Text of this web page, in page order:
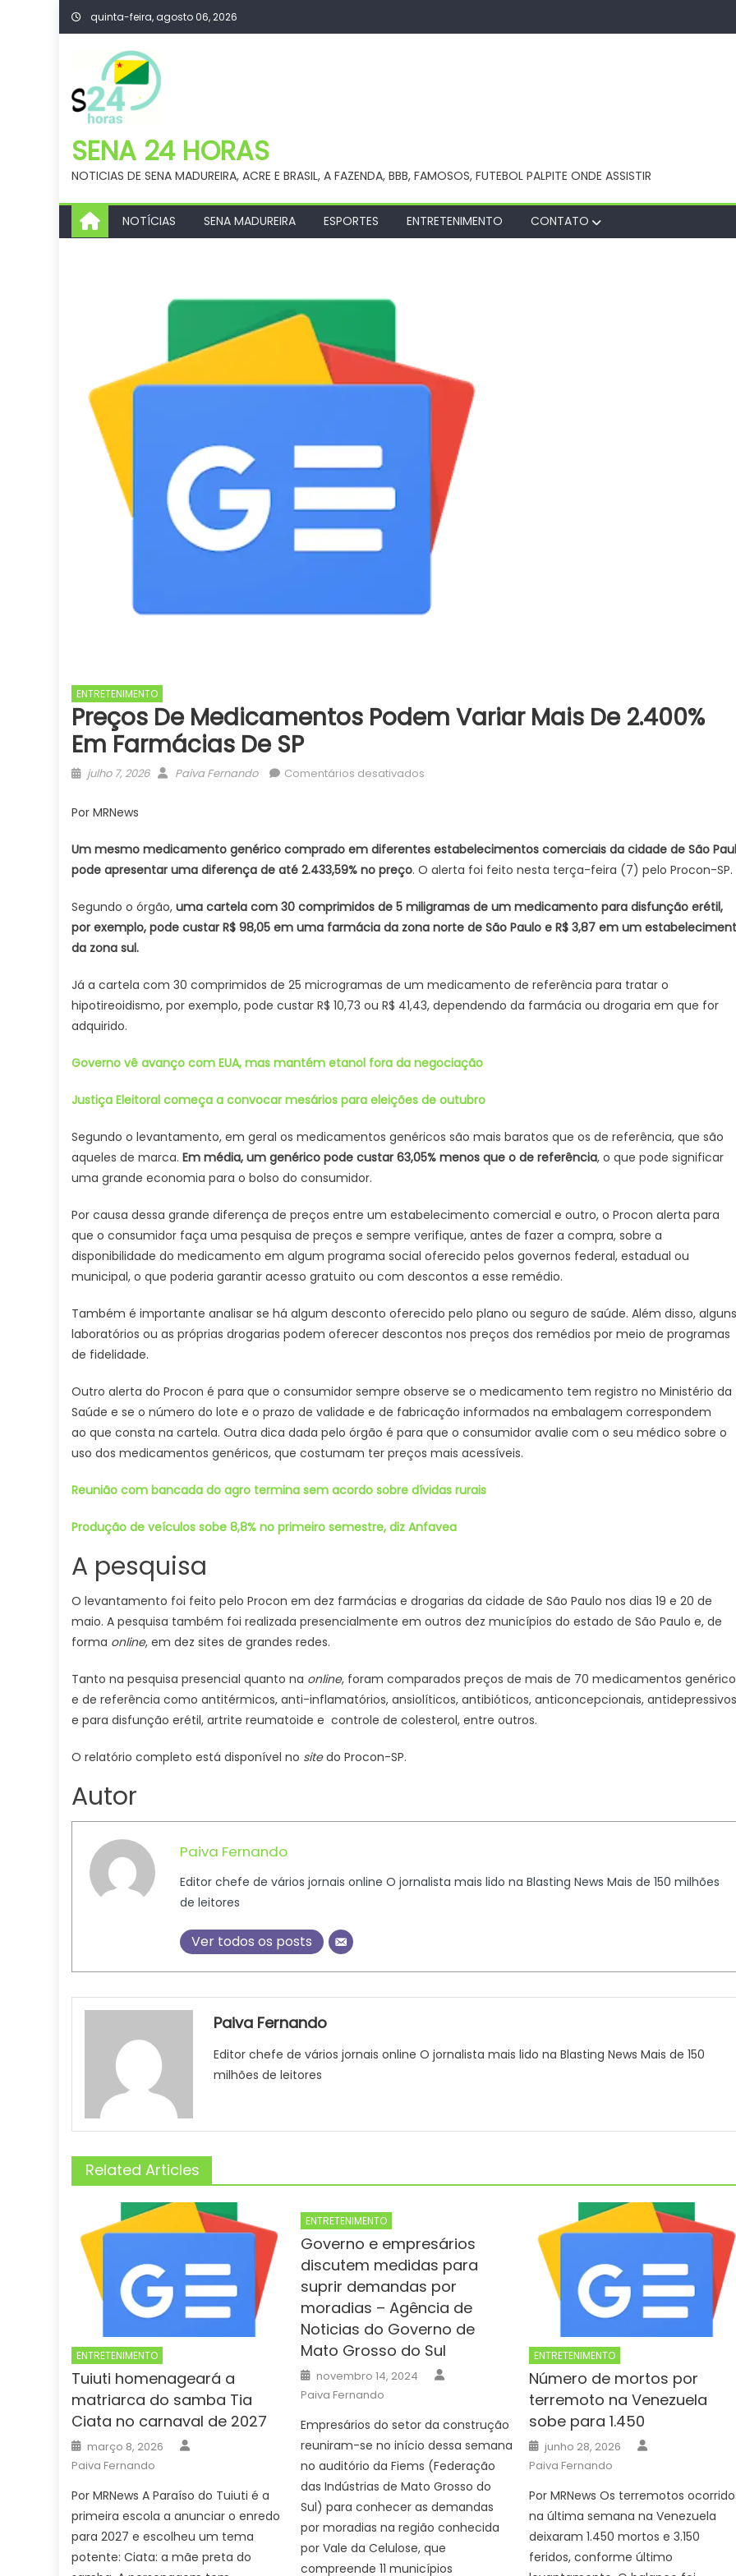
Skip
to
quinta-feira, agosto 06, 2026
SENA 24 HORAS
NOTICIAS DE SENA MADUREIRA, ACRE E BRASIL, A FAZENDA, BBB, FAMOSOS, FUTEBOL PALPITE ONDE ASSISTIR
NOTÍCIAS SENA MADUREIRA ESPORTES ENTRETENIMENTO CONTATO
ENTRETENIMENTO
Preços De Medicamentos Podem Variar Mais De 2.400%
Em Farmácias De SP
Posted
julho 7, 2026 Author
Paiva Fernando Comentários desativados
podem
variar
de
2.400%
de
SP
Por MRNews
Um mesmo medicamento genérico comprado em diferentes estabelecimentos comerciais da cidade de São
pode apresentar uma diferença de até 2.433,59% no preço. O alerta foi feito nesta terça-feira (7) pelo Procon-SP.
Segundo o órgão, uma cartela com 30 comprimidos de 5 miligramas de um medicamento para disfunção erétil,
por exemplo, pode custar R$ 98,05 em uma farmácia da zona norte de São Paulo e R$ 3,87 em um
da zona sul.
Já a cartela com 30 comprimidos de 25 microgramas de um medicamento de referência para tratar o
hipotireoidismo, por exemplo, pode custar R$ 10,73 ou R$ 41,43, dependendo da farmácia ou drogaria em que for
adquirido.
Governo vê avanço com EUA, mas mantém etanol fora da negociação
Justiça Eleitoral começa a convocar mesários para eleições de outubro
Segundo o levantamento, em geral os medicamentos genéricos são mais baratos que os de referência, que são
aqueles de marca. Em média, um genérico pode custar 63,05% menos que o de referência, o que pode significar
uma grande economia para o bolso do consumidor.
Por causa dessa grande diferença de preços entre um estabelecimento comercial e outro, o Procon alerta para
que o consumidor faça uma pesquisa de preços e sempre verifique, antes de fazer a compra, sobre a
disponibilidade do medicamento em algum programa social oferecido pelos governos federal, estadual ou
municipal, o que poderia garantir acesso gratuito ou com descontos a esse remédio.
Também é importante analisar se há algum desconto oferecido pelo plano ou seguro de saúde. Além disso, alguns
laboratórios ou as próprias drogarias podem oferecer descontos nos preços dos remédios por meio de programas
de fidelidade.
Outro alerta do Procon é para que o consumidor sempre observe se o medicamento tem registro no Ministério da
Saúde e se o número do lote e o prazo de validade e de fabricação informados na embalagem correspondem
ao que consta na cartela. Outra dica dada pelo órgão é para que o consumidor avalie com o seu médico sobre o
uso dos medicamentos genéricos, que costumam ter preços mais acessíveis.
Reunião com bancada do agro termina sem acordo sobre dívidas rurais
Produção de veículos sobe 8,8% no primeiro semestre, diz Anfavea
A pesquisa
O levantamento foi feito pelo Procon em dez farmácias e drogarias da cidade de São Paulo nos dias 19 e 20 de
maio. A pesquisa também foi realizada presencialmente em outros dez municípios do estado de São Paulo e, de
forma online, em dez sites de grandes redes.
Tanto na pesquisa presencial quanto na online, foram comparados preços de mais de 70 medicamentos
e de referência como antitérmicos, anti-inflamatórios, ansiolíticos, antibióticos, anticoncepcionais,
e para disfunção erétil, artrite reumatoide e controle de colesterol, entre outros.
O relatório completo está disponível no sitedo Procon-SP.
Autor
Paiva Fernando
Editor chefe de vários jornais online O jornalista mais lido na Blasting News Mais de 150 milhões
de leitores
Ver todos os posts
Paiva Fernando
Editor chefe de vários jornais online O jornalista mais lido na Blasting News Mais de 150
milhões de leitores
Related Articles
ENTRETENIMENTO
Tuiuti homenageará a
matriarca do samba Tia
Ciata no carnaval de 2027
Posted
on
março 8, 2026
Paiva Fernando
Por MRNews A Paraíso do Tuiuti é a
primeira escola a anunciar o enredo
para 2027 e escolheu um tema
potente: Ciata: a mãe preta do
ENTRETENIMENTO
Governo e empresários
discutem medidas para
suprir demandas por
moradias – Agência de
Noticias do Governo de
Mato Grosso do Sul
Posted
on
novembro 14, 2024
Paiva Fernando
Empresários do setor da construção
reuniram-se no início dessa semana
no auditório da Fiems (Federação
das Indústrias de Mato Grosso do
Sul) para conhecer as demandas
por moradias na região conhecida
por Vale da Celulose, que
compreende 11 municípios
ENTRETENIMENTO
Número de mortos por
terremoto na Venezuela
sobe para 1.450
Posted
on
junho 28, 2026
Paiva Fernando
Por MRNews Os terremotos
na última semana na Venezuela
deixaram 1.450 mortos e 3.150
feridos, conforme último